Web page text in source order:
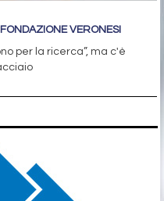
VERONESI
per la ricerca”, ma c'è